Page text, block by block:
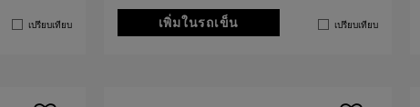
เปรียบเทียบ เพิ่มในรถเข็น เปรียบเทียบ